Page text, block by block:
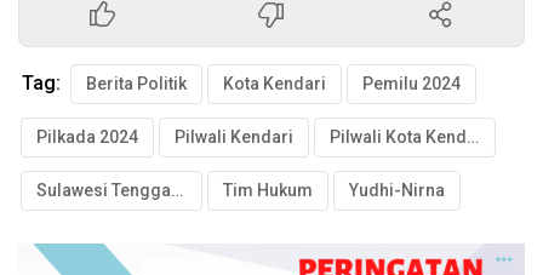
Tag: Berita Politik Kota Kendari Pemilu 2024
Pilkada 2024 Pilwali Kendari Pilwali Kota Kendari
Sulawesi Tenggara Tim Hukum Yudhi-Nirna